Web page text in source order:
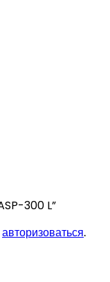
300 L”
авторизоваться.